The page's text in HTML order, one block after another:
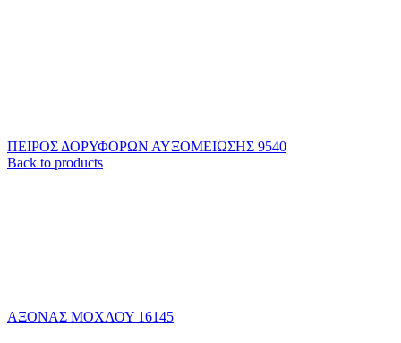
ΠΕΙΡΟΣ ΔΟΡΥΦΟΡΩΝ ΑΥΞΟΜΕΙΩΣΗΣ 9540
Back to products
ΑΞΟΝΑΣ ΜΟΧΛΟΥ 16145